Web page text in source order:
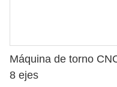
Máquina de torno
8 ejes